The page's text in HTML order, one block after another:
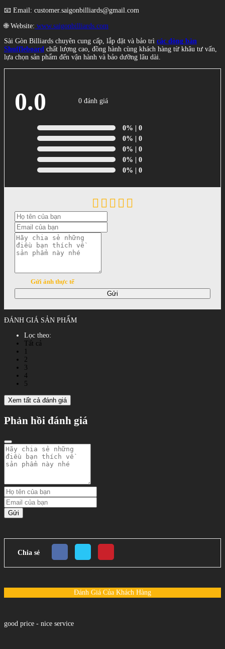
📧 Email: customer.saigonbilliards@gmail.com
🌐 Website: www.saigonbilliards.com
Sài Gòn Billiards chuyên cung cấp, lắp đặt và bảo trì các dòng bàn
Shuffleboard chất lượng cao, đồng hành cùng khách hàng từ khâu tư vấn,
lựa chọn sản phẩm đến vận hành và bảo dưỡng lâu dài.
0.0 0 đánh giá
0% | 0
0% | 0
0% | 0
0% | 0
0% | 0
Gửi ảnh thực tế
Gửi
ĐÁNH GIÁ SẢN PHẨM
Lọc theo:
Tất cả
2
3
4
5
Xem tất cả đánh giá
Phản hồi đánh giá
Gửi
Chia sẻ
Đánh Giá Của Khách Hàng
good price - nice service